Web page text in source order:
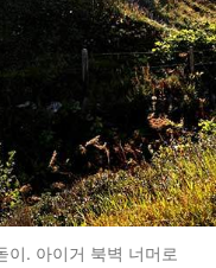
이. 아이거 북벽 너머로